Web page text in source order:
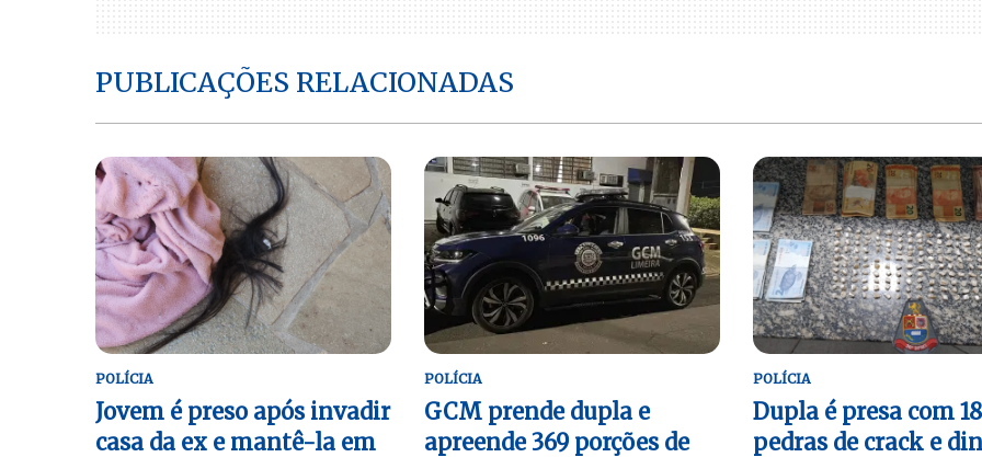
PUBLICAÇÕES RELACIONADAS
POLÍCIA
Jovem é preso após invadir
casa da ex e mantê-la em
POLÍCIA
GCM prende dupla e
apreende 369 porções de
POLÍCIA
Dupla é presa com
pedras de crack e